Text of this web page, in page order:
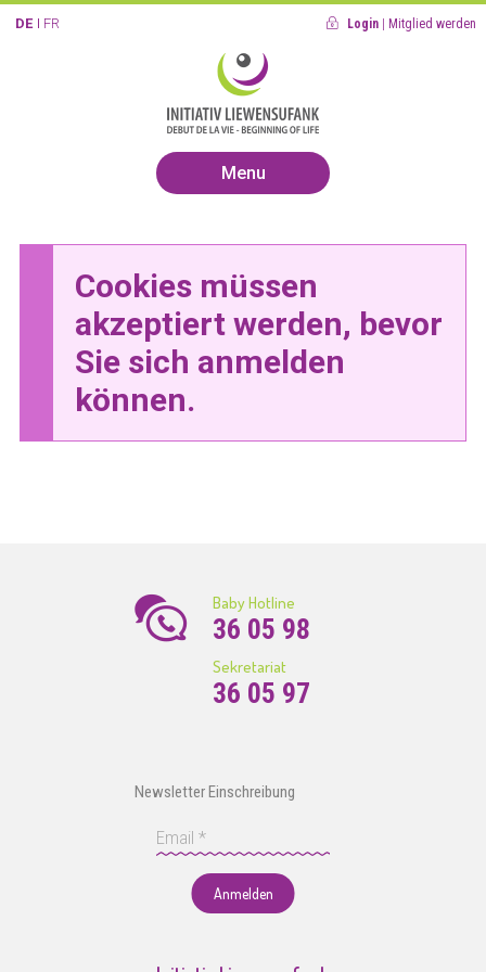
DE FR Login Mitglied werden
Menu
Cookies müssen
akzeptiert werden, bevor
Sie sich anmelden
können.
Baby Hotline
36 05 98
Sekretariat
36 05 97
Newsletter Einschreibung
Anmelden